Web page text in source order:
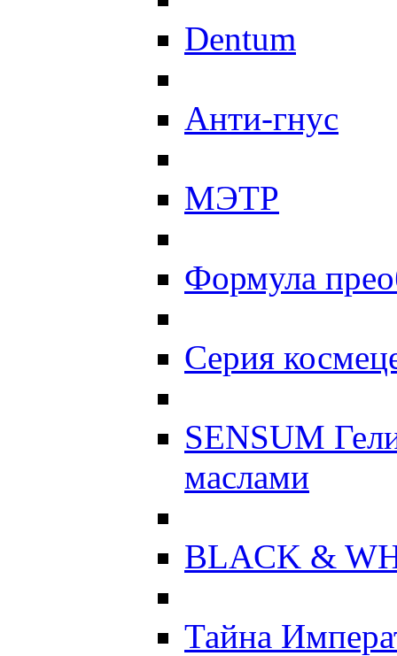
Dentum
Анти-гнус
МЭТР
Формула
Серия
SENSUM
маслами
BLACK &
Тайна